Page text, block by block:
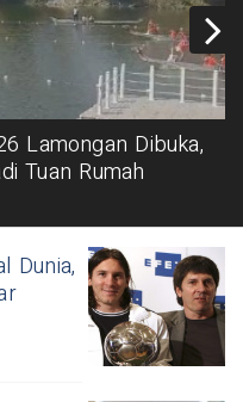
Lamongan Dibuka,
Tuan Rumah
Dunia,